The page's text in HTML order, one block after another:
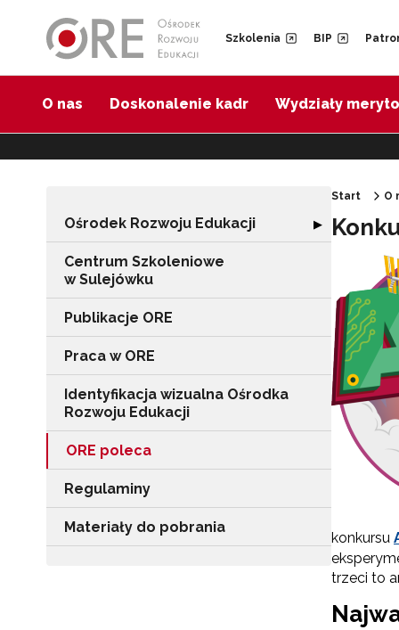
Szkolenia BIP
O nas Doskonalenie kadr Wydziały
Ośrodek Rozwoju Edukacji Rozwiń sekcję
▶
Centrum Szkoleniowe
w Sulejówku
Publikacje ORE
Praca w ORE
Identyfikacja wizualna Ośrodka
Rozwoju Edukacji
ORE poleca
Regulaminy
Materiały do pobrania
Start O
konkursu
trzeci to